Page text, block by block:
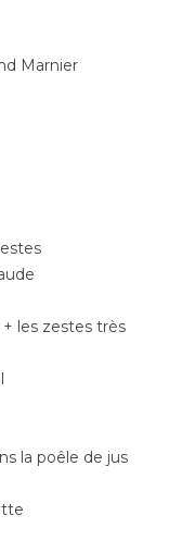
Marnier
les zestes très
la poêle de jus